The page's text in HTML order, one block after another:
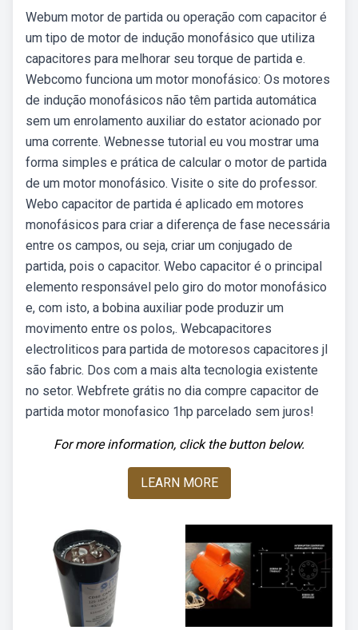
Webum motor de partida ou operação com capacitor é
um tipo de motor de indução monofásico que utiliza
capacitores para melhorar seu torque de partida e.
Webcomo funciona um motor monofásico: Os motores
de indução monofásicos não têm partida automática
sem um enrolamento auxiliar do estator acionado por
uma corrente. Webnesse tutorial eu vou mostrar uma
forma simples e prática de calcular o motor de partida
de um motor monofásico. Visite o site do professor.
Webo capacitor de partida é aplicado em motores
monofásicos para criar a diferença de fase necessária
entre os campos, ou seja, criar um conjugado de
partida, pois o capacitor. Webo capacitor é o principal
elemento responsável pelo giro do motor monofásico
e, com isto, a bobina auxiliar pode produzir um
movimento entre os polos,. Webcapacitores
electroliticos para partida de motoresos capacitores jl
são fabric. Dos com a mais alta tecnologia existente
no setor. Webfrete grátis no dia compre capacitor de
partida motor monofasico 1hp parcelado sem juros!
For more information, click the button below.
LEARN MORE